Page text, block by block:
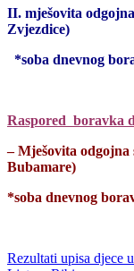
II. mješovita
Zvjezdice)
*soba dnevnog
Raspored boravka
– Mješovita
Bubamare)
*soba dnevnog
Rezultati upisa djece